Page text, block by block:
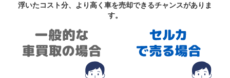
浮いたコスト分、より高く車を売却できるチャンスがありま
す。